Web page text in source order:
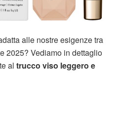
alle nostre esigenze tra
2025? Vediamo in dettaglio
al trucco viso leggero e